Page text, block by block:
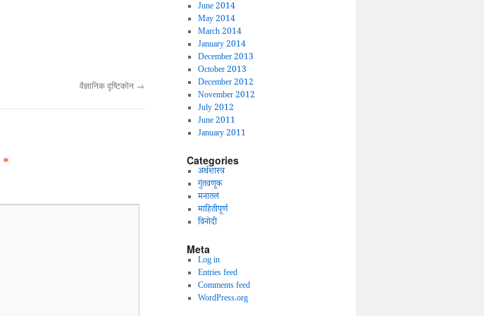
वैज्ञानिक दृष्टिकोन →
*
June 2014
May 2014
March 2014
January 2014
December 2013
October 2013
December 2012
November 2012
July 2012
June 2011
January 2011
Categories
अर्थशास्त्र
गुंतवणूक
मनातलं
माहितीपूर्ण
विनोदी
Meta
Log in
Entries feed
Comments feed
WordPress.org